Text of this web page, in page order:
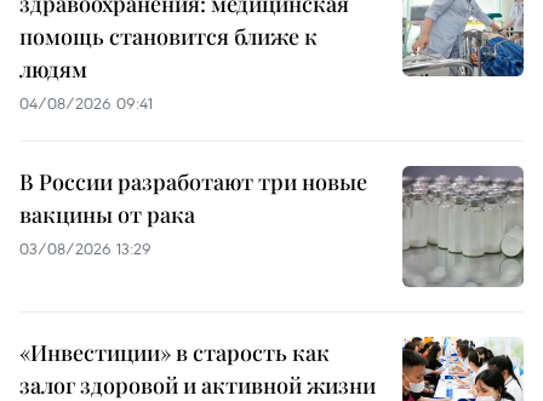
помощь становится ближе к
людям
04/08/2026 09:41
В России разработают три новые
вакцины от рака
03/08/2026 13:29
«Инвестиции» в старость как
залог здоровой и активной жизни